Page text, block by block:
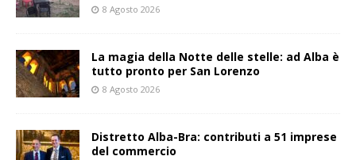
8 Agosto 2026
La magia della Notte delle stelle: ad Alba è
tutto pronto per San Lorenzo
8 Agosto 2026
Distretto Alba-Bra: contributi a 51 imprese
del commercio